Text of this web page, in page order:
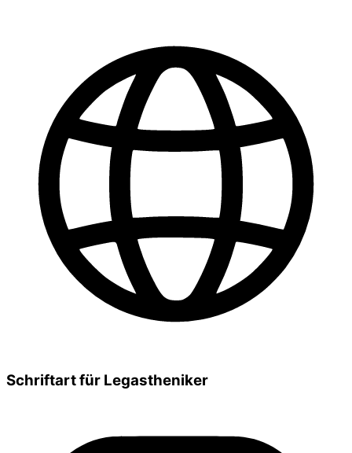
Schriftart für Legastheniker